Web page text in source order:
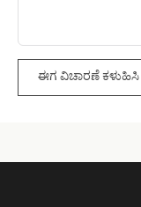
ಈಗ ವಿಚಾರಣೆ ಕಳುಹಿಸಿ